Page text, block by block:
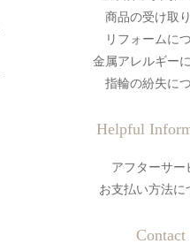
商品の受け取
リフォームに
金属アレルギー
指輪の紛失に
Helpful
アフターサー
お支払い方法に
Contact